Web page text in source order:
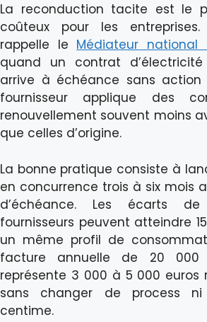
La reconduction tacite est le
coûteux pour les
rappelle le Médiateur national
quand un contrat
arrive à échéance sans
fournisseur applique des
renouvellement souvent moins
que celles d’origine.
La bonne pratique consiste à
en concurrence trois à six mois
d’échéance. Les écarts
fournisseurs peuvent atteindre
un même profil de
facture annuelle de 20 000
représente 3 000 à 5 000 euros
sans changer de process
centime.